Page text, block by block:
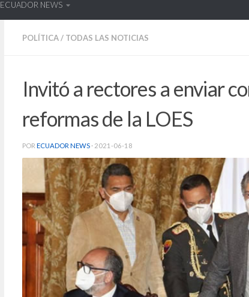
ECUADOR NEWS
POLÍTICA/ TODAS LAS NOTICIAS
Invitó a rectores a enviar
reformas de la LOES
POR ECUADOR NEWS · 2021-06-18